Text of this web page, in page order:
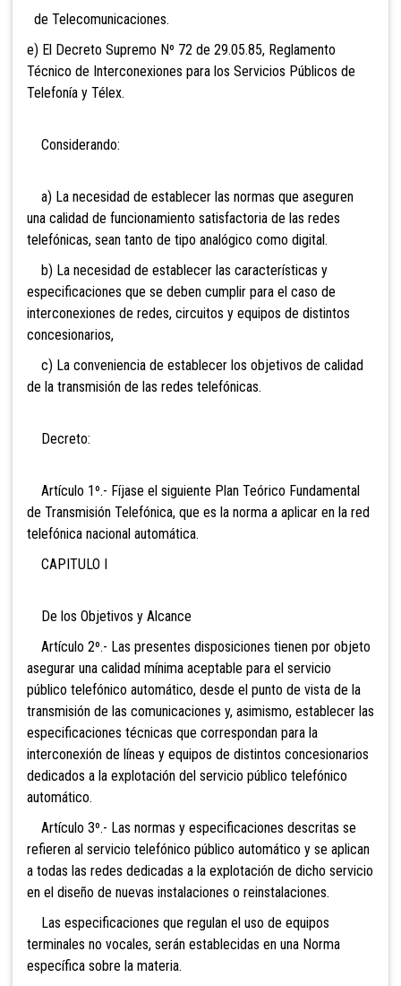
de Telecomunicaciones.
e) El Decreto Supremo Nº 72 de 29.05.85, Reglamento
Técnico de Interconexiones para los Servicios Públicos de
Telefonía y Télex.
Considerando:
a) La necesidad de establecer las normas que aseguren
una calidad de funcionamiento satisfactoria de las redes
telefónicas, sean tanto de tipo analógico como digital.
b) La necesidad de establecer las características y
especificaciones que se deben cumplir para el caso de
interconexiones de redes, circuitos y equipos de distintos
concesionarios,
c) La conveniencia de establecer los objetivos de calidad
de la transmisión de las redes telefónicas.
Decreto:
Artículo 1º.- Fíjase el siguiente Plan Teórico Fundamental
de Transmisión Telefónica, que es la norma a aplicar en la red
telefónica nacional automática.
CAPITULO I
De los Objetivos y Alcance
Artículo 2º.- Las presentes disposiciones tienen por objeto
asegurar una calidad mínima aceptable para el servicio
público telefónico automático, desde el punto de vista de la
transmisión de las comunicaciones y, asimismo, establecer las
especificaciones técnicas que correspondan para la
interconexión de líneas y equipos de distintos concesionarios
dedicados a la explotación del servicio público telefónico
automático.
Artículo 3º.- Las normas y especificaciones descritas se
refieren al servicio telefónico público automático y se aplican
a todas las redes dedicadas a la explotación de dicho servicio
en el diseño de nuevas instalaciones o reinstalaciones.
Las especificaciones que regulan el uso de equipos
terminales no vocales, serán establecidas en una Norma
específica sobre la materia.